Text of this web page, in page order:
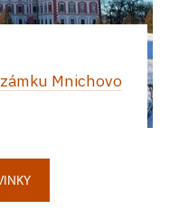
Mnichovo